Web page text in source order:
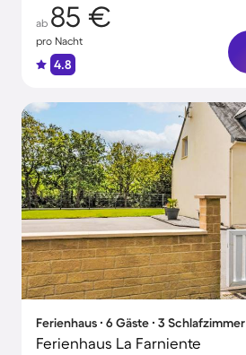
ab 85 €
pro Nacht
4.8
Ferienhaus ∙ 6 Gäste ∙ 3 Schlafzimmer
Ferienhaus La Farniente